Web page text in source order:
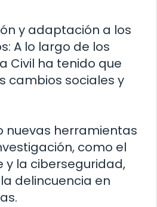
y adaptación a los
A lo largo de los
Civil ha tenido que
cambios sociales y
nuevas herramientas
como el
y la ciberseguridad,
delincuencia en